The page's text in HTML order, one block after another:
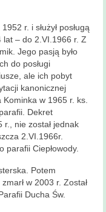
r. i służył posługą
– do 2.VI.1966 r. Z
Jego pasją było
do posługi
ale ich pobyt
kanonicznej
w 1965 r. ks.
Dekret
r., nie został jednak
2.VI.1966r.
parafii Ciepłowody.
Potem
w 2003 r. Został
Ducha Św.